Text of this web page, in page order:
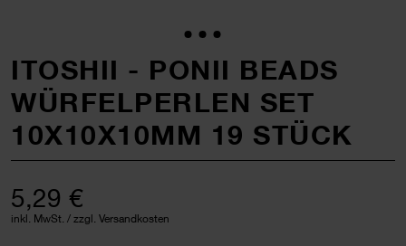
ITOSHII - PONII BEADS
WÜRFELPERLEN SET
10X10X10MM 19 STÜCK
5,29 €
inkl. MwSt. / zzgl. Versandkosten